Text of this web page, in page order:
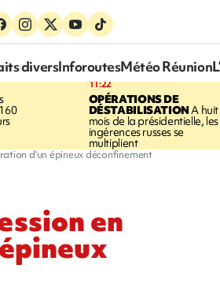
diversInforoutesMétéo Réunion
11:22
OPÉRATIONS DE
DÉSTABILISATIONA huit
mois de la présidentielle, les
ingérences russes se
multiplient
d'un épineux déconfinement
en